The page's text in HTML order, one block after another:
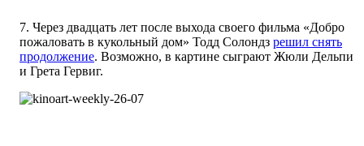
7. Через двадцать лет после выхода своего фильма «Добро
пожаловать в кукольный дом» Тодд Солондз решил снять
продолжение. Возможно, в картине сыграют Жюли Дельпи
и Грета Гервиг.